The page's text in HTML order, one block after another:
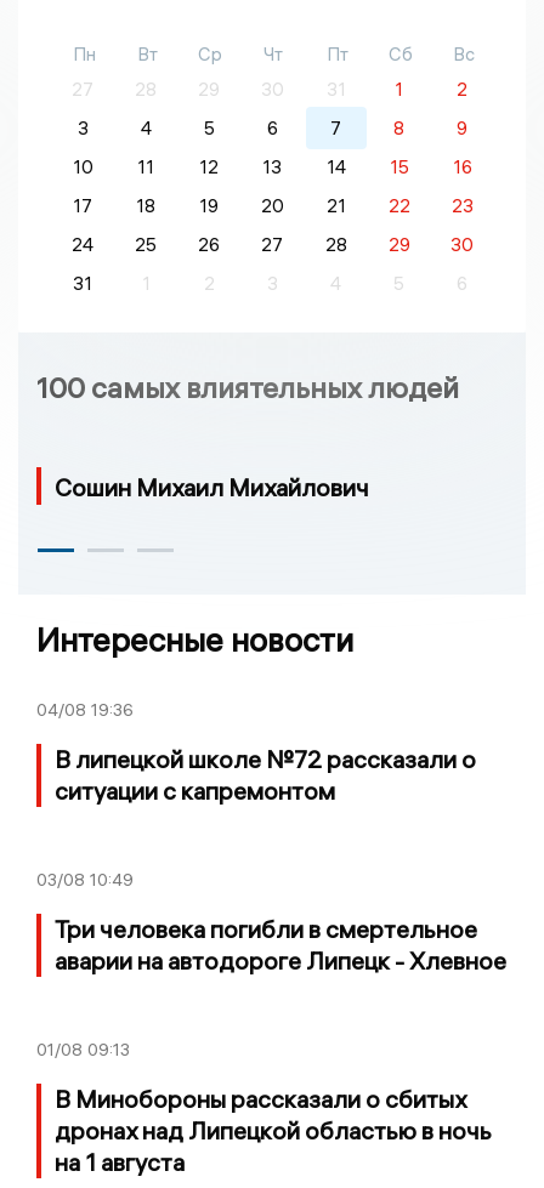
Пн Вт Ср Чт Пт Сб
Вс
27
28 29 30 31 1
2
3
4 5 6 7 8
9
10
11 12 13 14 15
16
17
18 19 20 21 22
23
24
25 26 27 28 29
30
31
1 2 3 4 5 6
100 самых влиятельных людей
Сошин Михаил Михайлович
Интересные новости
04/08 19:36
В липецкой школе №72 рассказали о
ситуации с капремонтом
03/08 10:49
Три человека погибли в смертельное
аварии на автодороге Липецк - Хлевное
01/08 09:13
В Минобороны рассказали о сбитых
дронах над Липецкой областью в ночь
на 1 августа